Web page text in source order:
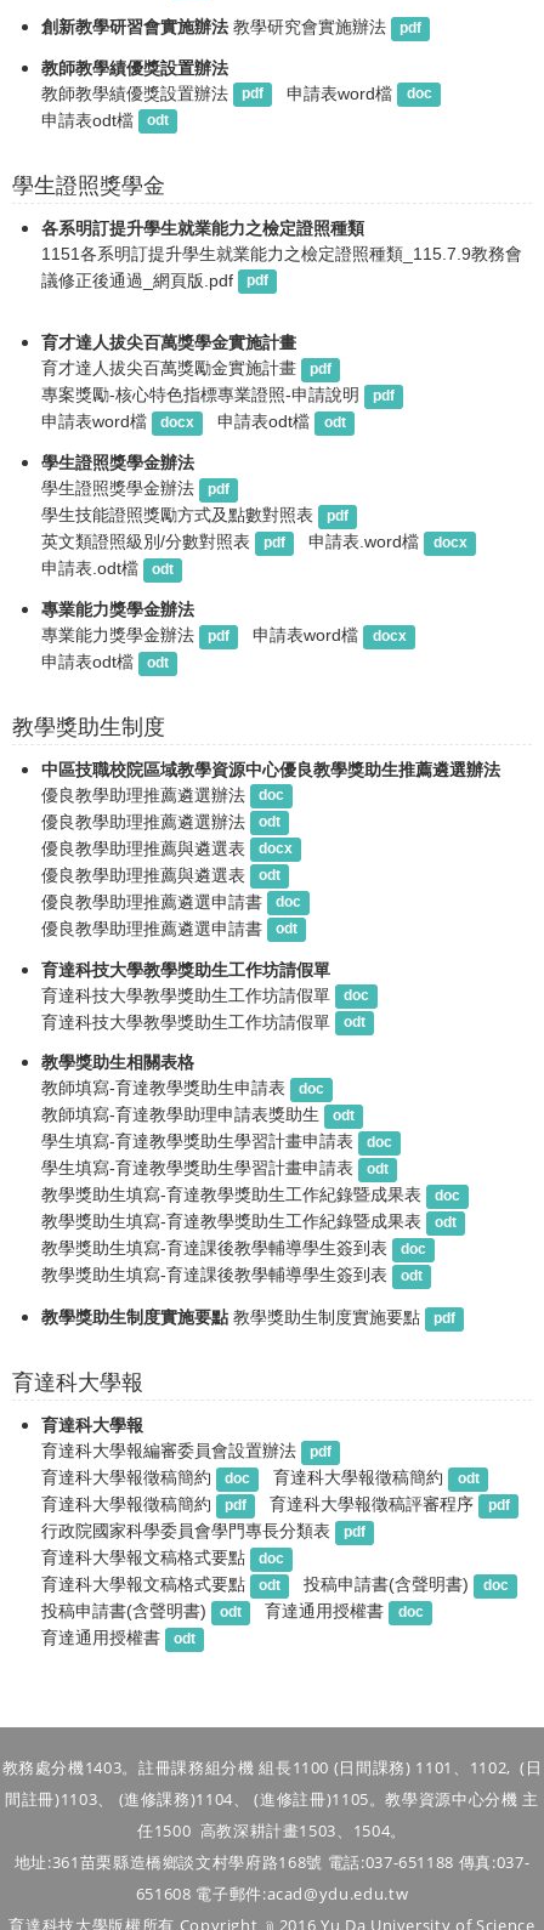
創新教學研習會實施辦法 教學研究會實施辦法 pdf
教師教學績優獎設置辦法
教師教學績優獎設置辦法
pdf 申請表word檔 doc
申請表odt檔 odt
學生證照獎學金
各系明訂提升學生就業能力之檢定證照種類
1151各系明訂提升學生就業能力之檢定證照種類_115.7.9教務會
議修正後通過_網頁版.pdf
pdf
育才達人拔尖百萬獎學金實施計畫
育才達人拔尖百萬獎勵金實施計畫
pdf
專案獎勵-核心特色指標專業證照-申請說明 pdf
申請表word檔 docx 申請表odt檔 odt
學生證照獎學金辦法
學生證照獎學金辦法
pdf
學生技能證照獎勵方式及點數對照表 pdf
英文類證照級別/分數對照表 pdf 申請表.word檔 docx
申請表.odt檔 odt
專業能力獎學金辦法
專業能力獎學金辦法
pdf 申請表word檔 docx
申請表odt檔 odt
教學獎助生制度
中區技職校院區域教學資源中心優良教學獎助生推薦遴選辦法
優良教學助理推薦遴選辦法
doc
優良教學助理推薦遴選辦法 odt
優良教學助理推薦與遴選表 docx
優良教學助理推薦與遴選表 odt
優良教學助理推薦遴選申請書 doc
優良教學助理推薦遴選申請書 odt
育達科技大學教學獎助生工作坊請假單
育達科技大學教學獎助生工作坊請假單
doc
育達科技大學教學獎助生工作坊請假單 odt
教學獎助生相關表格
教師填寫-育達教學獎助生申請表
doc
教師填寫-育達教學助理申請表獎助生 odt
學生填寫-育達教學獎助生學習計畫申請表 doc
學生填寫-育達教學獎助生學習計畫申請表 odt
教學獎助生填寫-育達教學獎助生工作紀錄暨成果表 doc
教學獎助生填寫-育達教學獎助生工作紀錄暨成果表 odt
教學獎助生填寫-育達課後教學輔導學生簽到表 doc
教學獎助生填寫-育達課後教學輔導學生簽到表 odt
教學獎助生制度實施要點 教學獎助生制度實施要點 pdf
育達科大學報
育達科大學報
育達科大學報編審委員會設置辦法
pdf
育達科大學報徵稿簡約 doc 育達科大學報徵稿簡約 odt
育達科大學報徵稿簡約 pdf 育達科大學報徵稿評審程序 pdf
行政院國家科學委員會學門專長分類表 pdf
育達科大學報文稿格式要點 doc
育達科大學報文稿格式要點 odt 投稿申請書(含聲明書) doc
投稿申請書(含聲明書) odt 育達通用授權書 doc
育達通用授權書 odt
教務處分機1403。註冊課務組分機 組長1100 (日間課務) 1101、1102, ( 日
間註冊)1103、 (進修課務)1104、 (進修註冊)1105。教學資源中心分機 主
任1500 高教深耕計畫1503、1504。
地址:361苗栗縣造橋鄉談文村學府路168號 電話:037-651188 傳真:037-
651608 電子郵件:acad@ydu.edu.tw
育達科技大學版權所有 Copyright ﹫2016 Yu Da University of Science